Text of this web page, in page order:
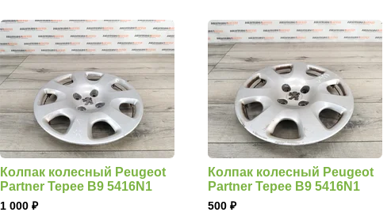
Колпак колесный Peugeot
Partner Tepee B9 5416N1
1 000
Колпак колесный Peugeot
Partner Tepee B9 5416N1
500